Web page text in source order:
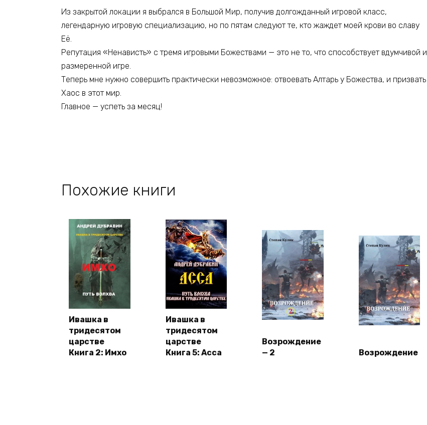
Из закрытой локации я выбрался в Большой Мир, получив долгожданный игровой класс,
легендарную игровую специализацию, но по пятам следуют те, кто жаждет моей крови во славу
Её.
Репутация «Ненависть» с тремя игровыми Божествами — это не то, что способствует вдумчивой и
размеренной игре.
Теперь мне нужно совершить практически невозможное: отвоевать Алтарь у Божества, и призвать
Хаос в этот мир.
Главное — успеть за месяц!
Похожие книги
Ивашка в
тридесятом
царстве
Книга 2: Имхо
Ивашка в
тридесятом
царстве
Книга 5: Асса
Возрождение
— 2
Возрождение